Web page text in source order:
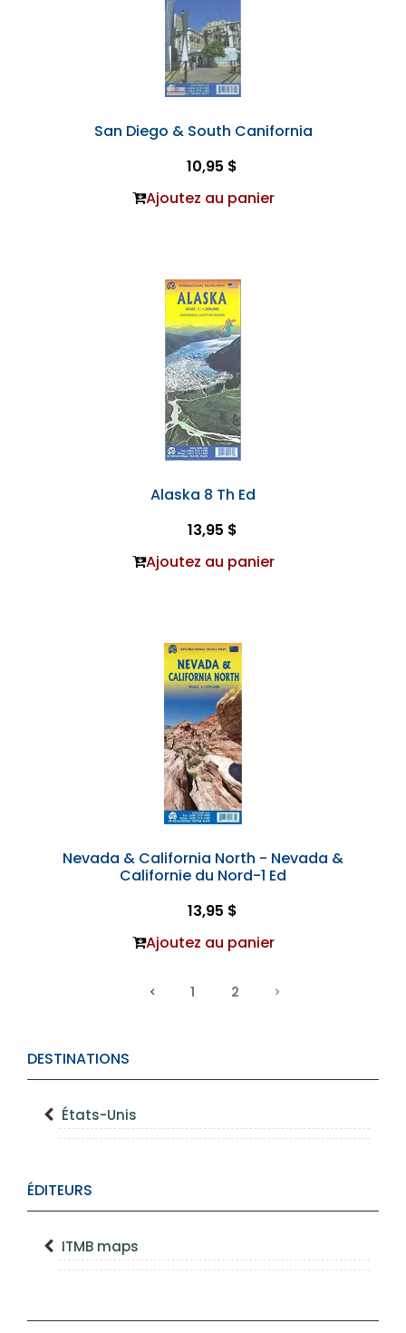
DESTINATIONS
États-Unis
ÉDITEURS
ITMB maps
San Diego & South Canifornia
10,95 $
Ajoutez au panier
Alaska 8 Th Ed
13,95 $
Ajoutez au panier
Nevada & California North - Nevada &
Californie du Nord-1 Ed
13,95 $
Ajoutez au panier
1 2